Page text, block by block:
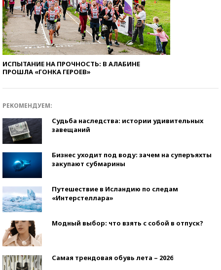
ИСПЫТАНИЕ НА ПРОЧНОСТЬ: В АЛАБИНЕ
ПРОШЛА «ГОНКА ГЕРОЕВ»
РЕКОМЕНДУЕМ:
Судьба наследства: истории удивительных
завещаний
Бизнес уходит под воду: зачем на суперъяхты
закупают субмарины
Путешествие в Исландию по следам
«Интерстеллара»
Модный выбор: что взять с собой в отпуск?
Самая трендовая обувь лета – 2026